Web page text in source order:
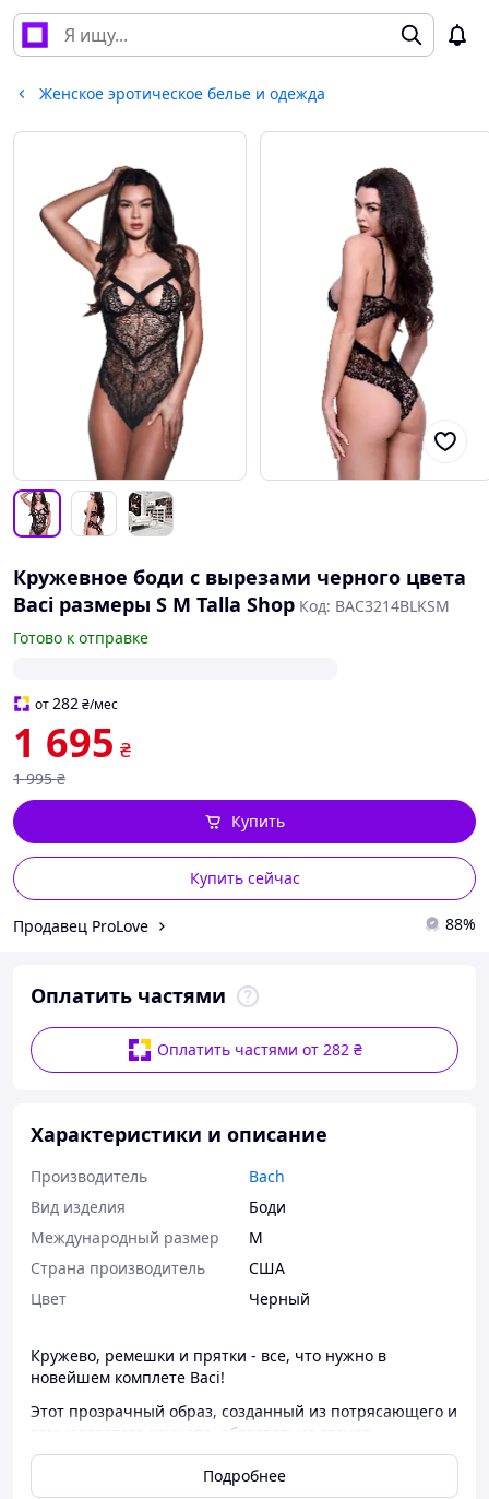
Женское эротическое белье и одежда
Кружевное боди с вырезами черного цвета
Baci размеры S M Talla Shop Код: BAC3214BLKSM
Готово к отправке
от282₴/мес
1 695 ₴
1 995 ₴
Купить сейчас
Купить
Продавец ProLove 88%
Оплатить частями
Оплатить частями от 282 ₴
Характеристики и описание
Производитель
Bach
Вид изделия
Боди
Международный размер
M
Страна производитель
США
Цвет
Черный
Кружево, ремешки и прятки - все, что нужно в
новейшем комплете Baci!
Этот прозрачный образ, созданный из потрясающего и
замысловатого кружева, обязательно станет
фаворитом!
Высокий вырез на бедрах с дерзкой спинкой, пара
Подробнее